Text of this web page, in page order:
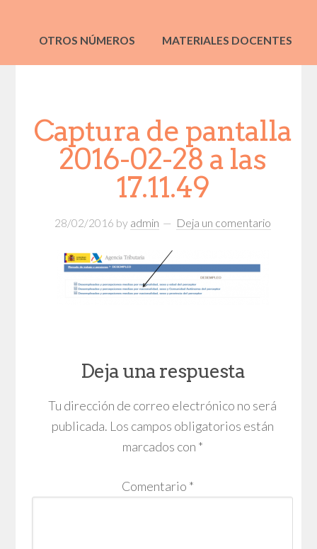
OTROS NÚMEROS MATERIALES DOCENTES
Captura de pantalla
2016-02-28 a las
17.11.49
28/02/2016 by admin Deja un comentario
Deja una respuesta
Tu dirección de correo electrónico no será
publicada. Los campos obligatorios están
marcados con *
Comentario *